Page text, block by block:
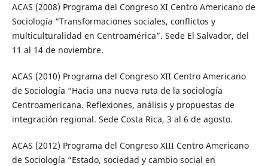
ACAS (2008) Programa del Congreso XI Centro Americano de
Sociología “Transformaciones sociales, conflictos y
multiculturalidad en Centroamérica”. Sede El Salvador, del
11 al 14 de noviembre.
ACAS (2010) Programa del Congreso XII Centro Americano
de Sociología “Hacia una nueva ruta de la sociología
Centroamericana. Reflexiones, análisis y propuestas de
integración regional. Sede Costa Rica, 3 al 6 de agosto.
ACAS (2012) Programa del Congreso XIII Centro Americano
de Sociología “Estado, sociedad y cambio social en